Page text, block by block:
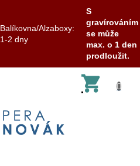
Balíkovna/Alzaboxy:
1-2 dny
S
gravírováním
se může
max. o 1 den
prodloužit.